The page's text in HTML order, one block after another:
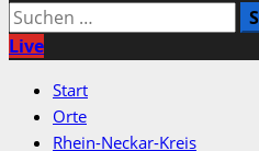
Suchen
nach:
Live
Start
Orte
Rhein-Neckar-Kreis